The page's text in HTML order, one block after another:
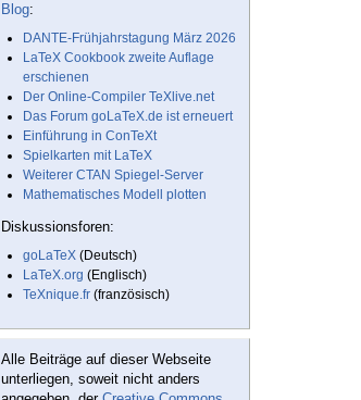
Blog:
DANTE-Frühjahrstagung März 2026
LaTeX Cookbook zweite Auflage
erschienen
Der Online-Compiler TeXlive.net
Das Forum goLaTeX.de ist erneuert
Einführung in ConTeXt
Spielkarten mit LaTeX
Weiterer CTAN Spiegel-Server
Mathematisches Modell plotten
Diskussionsforen:
goLaTeX (Deutsch)
LaTeX.org (Englisch)
TeXnique.fr (französisch)
Alle Beiträge auf dieser Webseite
unterliegen, soweit nicht anders